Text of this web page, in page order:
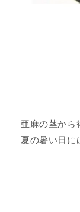
亜麻の茎から
夏の暑い日に